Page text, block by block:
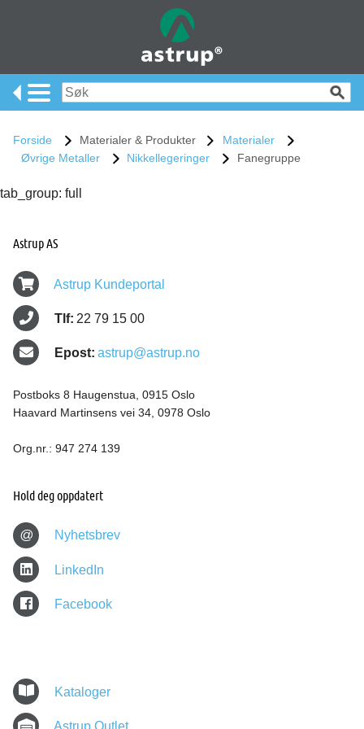
Forside Materialer & Produkter
Materialer
Øvrige Metaller
Nikkellegeringer Fanegruppe
tab_group: full
Astrup AS
Astrup Kundeportal
Tlf: 22 79 15 00
Epost: astrup@astrup.no
Postboks 8 Haugenstua, 0915 Oslo
Haavard Martinsens vei 34, 0978 Oslo
Org.nr.: 947 274 139
Hold deg oppdatert
@ Nyhetsbrev
LinkedIn
Facebook
Kataloger